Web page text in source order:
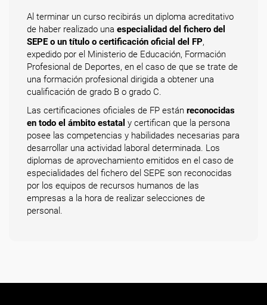
Al terminar un curso recibirás un diploma acreditativo
de haber realizado una especialidad del fichero del
SEPE o un título o certificación oficial del FP,
expedido por el Ministerio de Educación, Formación
Profesional de Deportes, en el caso de que se trate de
una formación profesional dirigida a obtener una
cualificación de grado B o grado C.
Las certificaciones oficiales de FP están reconocidas
en todo el ámbito estatal y certifican que la persona
posee las competencias y habilidades necesarias para
desarrollar una actividad laboral determinada. Los
diplomas de aprovechamiento emitidos en el caso de
especialidades del fichero del SEPE son reconocidas
por los equipos de recursos humanos de las
empresas a la hora de realizar selecciones de
personal.